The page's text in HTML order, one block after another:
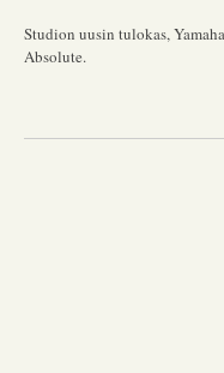
Studion uusin tulokas,
Absolute.